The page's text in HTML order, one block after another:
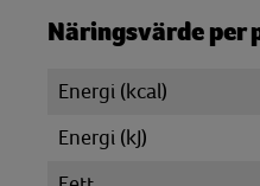
Näringsvärde per
Energi (kcal)
Energi (kJ)